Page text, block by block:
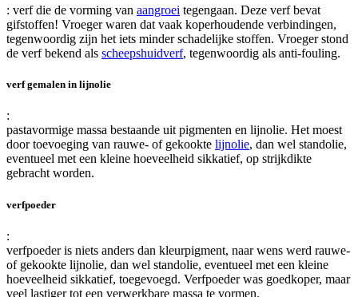
: verf die de vorming van aangroei tegengaan. Deze verf bevat
gifstoffen! Vroeger waren dat vaak koperhoudende verbindingen,
tegenwoordig zijn het iets minder schadelijke stoffen. Vroeger stond
de verf bekend als scheepshuidverf, tegenwoordig als anti-fouling.
verf gemalen in lijnolie
:
pastavormige massa bestaande uit pigmenten en lijnolie. Het moest
door toevoeging van rauwe- of gekookte lijnolie, dan wel standolie,
eventueel met een kleine hoeveelheid sikkatief, op strijkdikte
gebracht worden.
verfpoeder
:
verfpoeder is niets anders dan kleurpigment, naar wens werd rauwe-
of gekookte lijnolie, dan wel standolie, eventueel met een kleine
hoeveelheid sikkatief, toegevoegd. Verfpoeder was goedkoper, maar
veel lastiger tot een verwerkbare massa te vormen.